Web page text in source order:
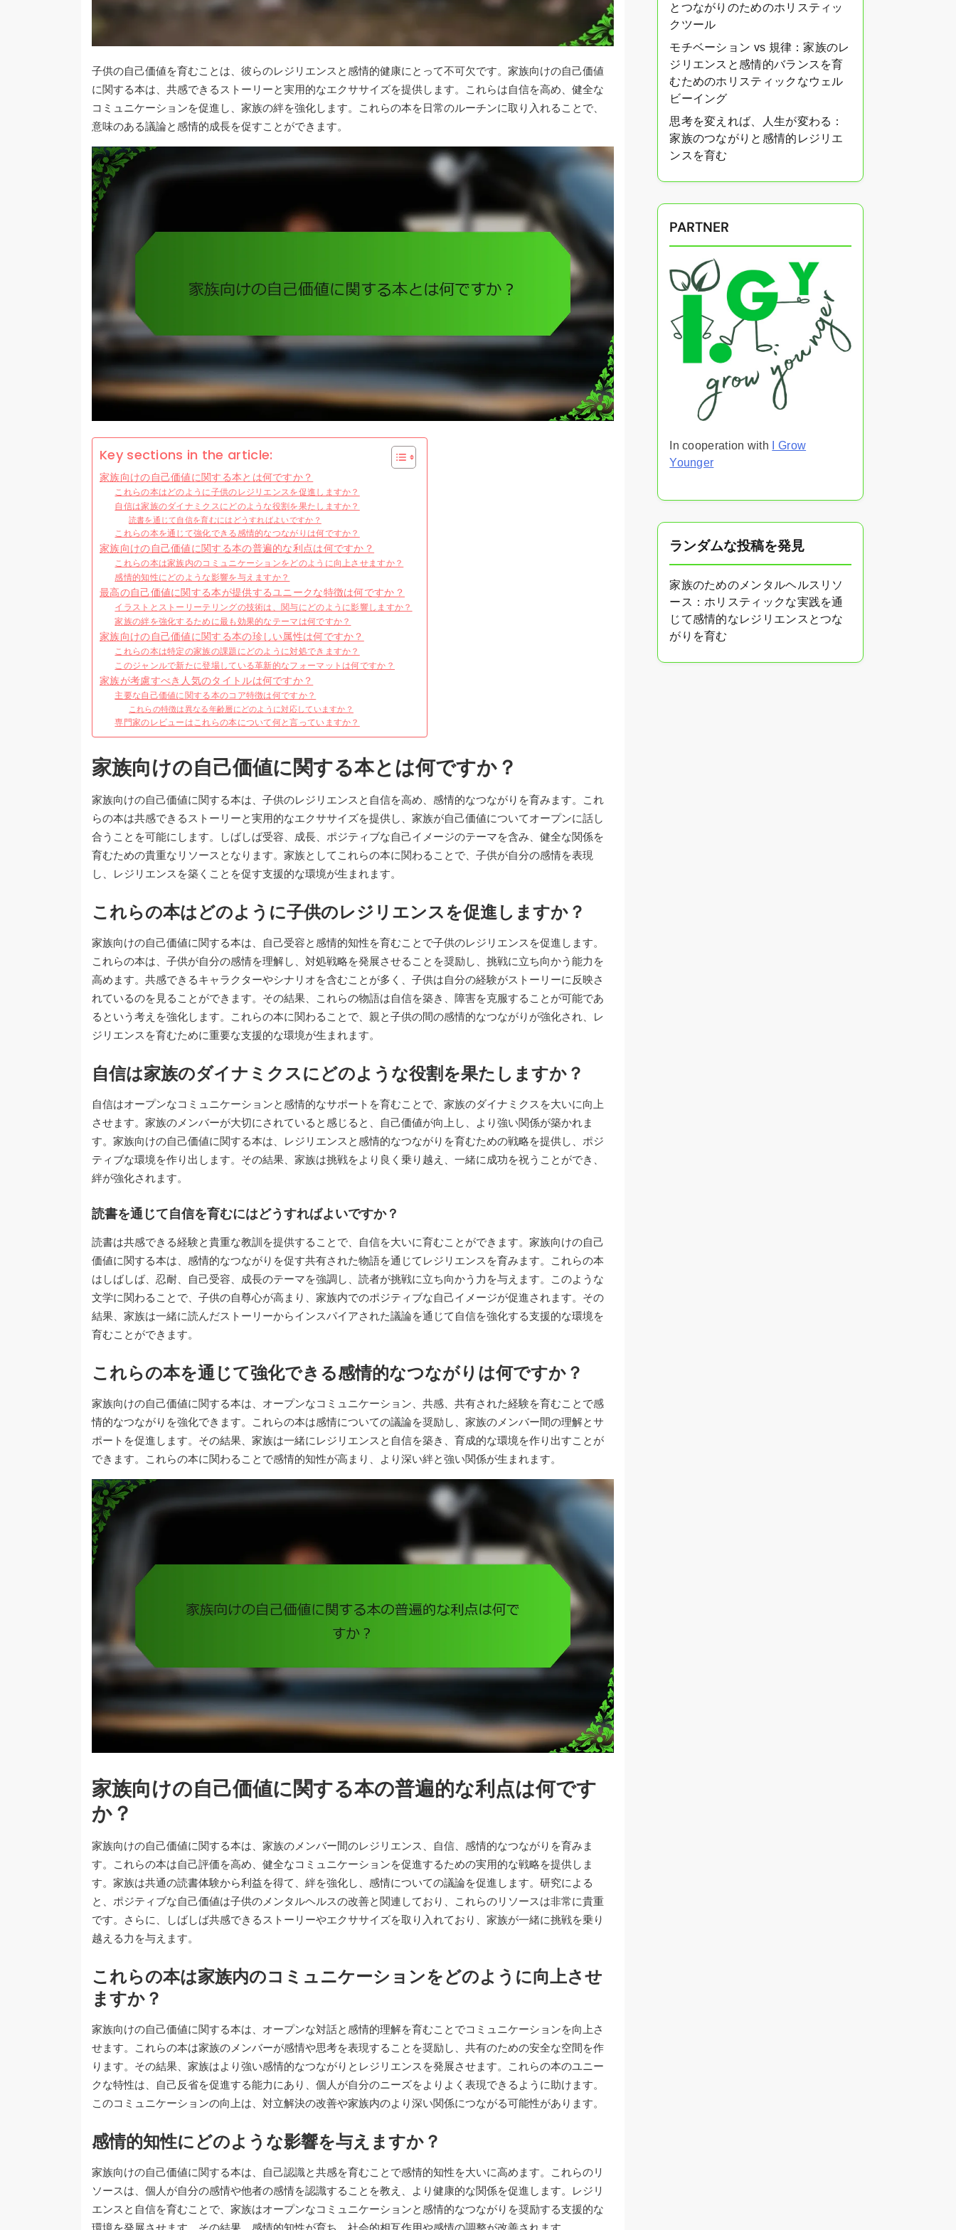
子供の自己価値を育むことは、彼らのレジリエンスと感情的健康にとって不可欠です。家族向けの自己価値
に関する本は、共感できるストーリーと実用的なエクササイズを提供します。これらは自信を高め、健全な
コミュニケーションを促進し、家族の絆を強化します。これらの本を日常のルーチンに取り入れることで、
意味のある議論と感情的成長を促すことができます。
Key sections in the article:
家族向けの自己価値に関する本とは何ですか？
これらの本はどのように子供のレジリエンスを促進しますか？
自信は家族のダイナミクスにどのような役割を果たしますか？
読書を通じて自信を育むにはどうすればよいですか？
これらの本を通じて強化できる感情的なつながりは何ですか？
家族向けの自己価値に関する本の普遍的な利点は何ですか？
これらの本は家族内のコミュニケーションをどのように向上させますか？
感情的知性にどのような影響を与えますか？
最高の自己価値に関する本が提供するユニークな特徴は何ですか？
イラストとストーリーテリングの技術は、関与にどのように影響しますか？
家族の絆を強化するために最も効果的なテーマは何ですか？
家族向けの自己価値に関する本の珍しい属性は何ですか？
これらの本は特定の家族の課題にどのように対処できますか？
このジャンルで新たに登場している革新的なフォーマットは何ですか？
家族が考慮すべき人気のタイトルは何ですか？
主要な自己価値に関する本のコア特徴は何ですか？
これらの特徴は異なる年齢層にどのように対応していますか？
専門家のレビューはこれらの本について何と言っていますか？
家族向けの自己価値に関する本とは何ですか？
家族向けの自己価値に関する本は、子供のレジリエンスと自信を高め、感情的なつながりを育みます。これ
らの本は共感できるストーリーと実用的なエクササイズを提供し、家族が自己価値についてオープンに話し
合うことを可能にします。しばしば受容、成長、ポジティブな自己イメージのテーマを含み、健全な関係を
育むための貴重なリソースとなります。家族としてこれらの本に関わることで、子供が自分の感情を表現
し、レジリエンスを築くことを促す支援的な環境が生まれます。
これらの本はどのように子供のレジリエンスを促進しますか？
家族向けの自己価値に関する本は、自己受容と感情的知性を育むことで子供のレジリエンスを促進します。
これらの本は、子供が自分の感情を理解し、対処戦略を発展させることを奨励し、挑戦に立ち向かう能力を
高めます。共感できるキャラクターやシナリオを含むことが多く、子供は自分の経験がストーリーに反映さ
れているのを見ることができます。その結果、これらの物語は自信を築き、障害を克服することが可能であ
るという考えを強化します。これらの本に関わることで、親と子供の間の感情的なつながりが強化され、レ
ジリエンスを育むために重要な支援的な環境が生まれます。
自信は家族のダイナミクスにどのような役割を果たしますか？
自信はオープンなコミュニケーションと感情的なサポートを育むことで、家族のダイナミクスを大いに向上
させます。家族のメンバーが大切にされていると感じると、自己価値が向上し、より強い関係が築かれま
す。家族向けの自己価値に関する本は、レジリエンスと感情的なつながりを育むための戦略を提供し、ポジ
ティブな環境を作り出します。その結果、家族は挑戦をより良く乗り越え、一緒に成功を祝うことができ、
絆が強化されます。
読書を通じて自信を育むにはどうすればよいですか？
読書は共感できる経験と貴重な教訓を提供することで、自信を大いに育むことができます。家族向けの自己
価値に関する本は、感情的なつながりを促す共有された物語を通じてレジリエンスを育みます。これらの本
はしばしば、忍耐、自己受容、成長のテーマを強調し、読者が挑戦に立ち向かう力を与えます。このような
文学に関わることで、子供の自尊心が高まり、家族内でのポジティブな自己イメージが促進されます。その
結果、家族は一緒に読んだストーリーからインスパイアされた議論を通じて自信を強化する支援的な環境を
育むことができます。
これらの本を通じて強化できる感情的なつながりは何ですか？
家族向けの自己価値に関する本は、オープンなコミュニケーション、共感、共有された経験を育むことで感
情的なつながりを強化できます。これらの本は感情についての議論を奨励し、家族のメンバー間の理解とサ
ポートを促進します。その結果、家族は一緒にレジリエンスと自信を築き、育成的な環境を作り出すことが
できます。これらの本に関わることで感情的知性が高まり、より深い絆と強い関係が生まれます。
家族向けの自己価値に関する本の普遍的な利点は何です
か？
家族向けの自己価値に関する本は、家族のメンバー間のレジリエンス、自信、感情的なつながりを育みま
す。これらの本は自己評価を高め、健全なコミュニケーションを促進するための実用的な戦略を提供しま
す。家族は共通の読書体験から利益を得て、絆を強化し、感情についての議論を促進します。研究による
と、ポジティブな自己価値は子供のメンタルヘルスの改善と関連しており、これらのリソースは非常に貴重
です。さらに、しばしば共感できるストーリーやエクササイズを取り入れており、家族が一緒に挑戦を乗り
越える力を与えます。
これらの本は家族内のコミュニケーションをどのように向上させ
ますか？
家族向けの自己価値に関する本は、オープンな対話と感情的理解を育むことでコミュニケーションを向上さ
せます。これらの本は家族のメンバーが感情や思考を表現することを奨励し、共有のための安全な空間を作
ります。その結果、家族はより強い感情的なつながりとレジリエンスを発展させます。これらの本のユニー
クな特性は、自己反省を促進する能力にあり、個人が自分のニーズをよりよく表現できるように助けます。
このコミュニケーションの向上は、対立解決の改善や家族内のより深い関係につながる可能性があります。
感情的知性にどのような影響を与えますか？
家族向けの自己価値に関する本は、自己認識と共感を育むことで感情的知性を大いに高めます。これらのリ
ソースは、個人が自分の感情や他者の感情を認識することを教え、より健康的な関係を促進します。レジリ
エンスと自信を育むことで、家族はオープンなコミュニケーションと感情的なつながりを奨励する支援的な
とつながりのためのホリスティッ
クツール
モチベーション vs 規律：家族のレ
ジリエンスと感情的バランスを育
むためのホリスティックなウェル
ビーイング
思考を変えれば、人生が変わる：
家族のつながりと感情的レジリエ
ンスを育む
PARTNER
In cooperation with
I Grow
Younger
ランダムな投稿を発見
家族のためのメンタルヘルスリソ
ース：ホリスティックな実践を通
じて感情的なレジリエンスとつな
がりを育む